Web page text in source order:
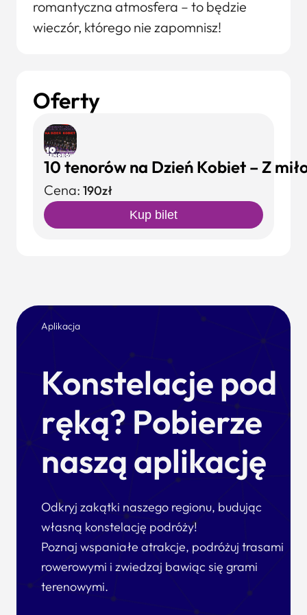
romantyczna atmosfera – to będzie
wieczór, którego nie zapomnisz!
Oferty
10 tenorów na Dzień Kobiet – Z
Cena: 190zł
Kup bilet
Aplikacja
Konstelacje pod
ręką? Pobierze
naszą aplikację
Odkryj zakątki naszego regionu, budując
własną konstelację podróży!
Poznaj wspaniałe atrakcje, podróżuj trasami
rowerowymi i zwiedzaj bawiąc się grami
terenowymi.